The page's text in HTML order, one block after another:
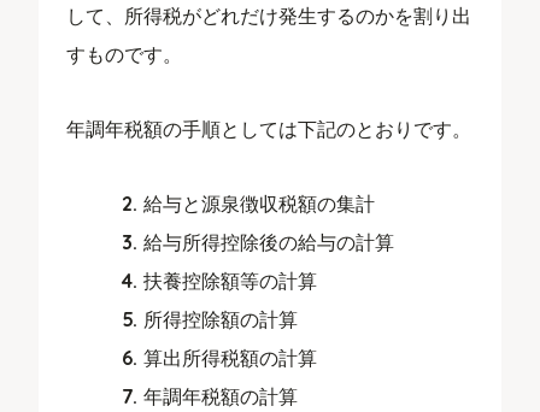
して、所得税がどれだけ発生するのかを割り出
すものです。
年調年税額の手順としては下記のとおりです。
給与と源泉徴収税額の集計
給与所得控除後の給与の計算
扶養控除額等の計算
所得控除額の計算
算出所得税額の計算
年調年税額の計算